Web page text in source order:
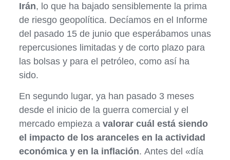
Irán, lo que ha bajado sensiblemente la prima
de riesgo geopolítica. Decíamos en el Informe
del pasado 15 de junio que esperábamos unas
repercusiones limitadas y de corto plazo para
las bolsas y para el petróleo, como así ha
sido.
En segundo lugar, ya han pasado 3 meses
desde el inicio de la guerra comercial y el
mercado empieza a valorar cuál está siendo
el impacto de los aranceles en la actividad
económica y en la inflación. Antes del «día